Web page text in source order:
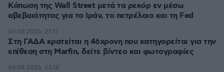
Κόπωση της Wall Street μετά τα ρεκόρ εν μέσω
αβεβαιότητας για το Ιράν, το πετρέλαιο και τη Fed
Στη ΓΑΔΑ κρατείται η 46χρονη που κατηγορείται για την
επίθεση στη Marfin, δείτε βίντεο και φωτογραφίες
06.08.2026, 23:17
06.08.2026, 23:16